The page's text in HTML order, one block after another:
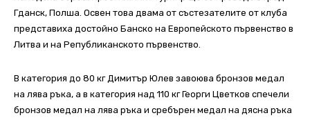
Гданск, Полша. Освен това двама от състезателите от клуба
представиха достойно Банско на Европейското първенство в
Литва и на Републиканското първенство.
В категория до 80 кг Димитър Юлев завоюва бронзов медал
на лява ръка, а в категория над 110 кг Георги Цветков спечели
бронзов медал на лява ръка и сребърен медал на дясна ръка